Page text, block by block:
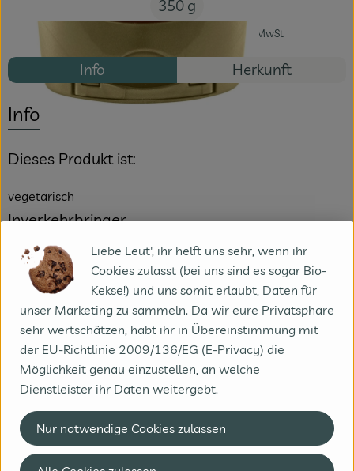
350 g
7% MwSt
Info Herkunft
Info
Dieses Produkt ist:
vegetarisch
Inverkehrbringer
Alnatura Produktions- und Handels GmbH, Mahatma-
Gandhi-Straße 7, DE-64295 Darmstadt
Nährwerttabelle
100g
Energie
0 kJ
0 kcal
Fett
0.0 g
davon gesättigte Fettsäuren 0.0 g
Kohlenhydrate
0.0 g
Liebe Leut', ihr helft uns sehr, wenn ihr
Cookies zulasst (bei uns sind es sogar Bio-
Kekse!) und uns somit erlaubt, Daten für
unser Marketing zu sammeln. Da wir eure Privatsphäre
sehr wertschätzen, habt ihr in Übereinstimmung mit
der EU-Richtlinie 2009/136/EG (E-Privacy) die
Möglichkeit genau einzustellen, an welche
Dienstleister ihr Daten weitergebt.
Nur notwendige Cookies zulassen